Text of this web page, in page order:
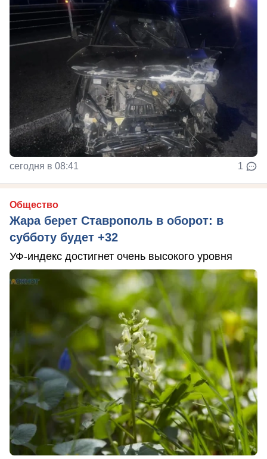
сегодня в 08:41 1
Общество
Жара берет Ставрополь в оборот: в
субботу будет +32
УФ-индекс достигнет очень высокого уровня